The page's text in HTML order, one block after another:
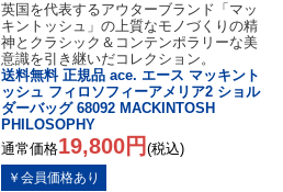
英国を代表するアウターブランド「マッ
キントッシュ」の上質なモノづくりの精
神とクラシック＆コンテンポラリーな美
意識を引き継いだコレクション。
送料無料 正規品 ace. エース マッキント
ッシュ フィロソフィーアメリア2 ショル
ダーバッグ 68092 MACKINTOSH
PHILOSOPHY
通常価格19,800円 (税込)